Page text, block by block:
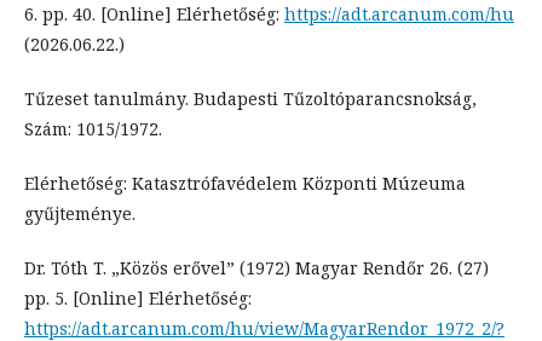
6. pp. 40. [Online] Elérhetőség: https://adt.arcanum.com/hu
(2026.06.22.)
Tűzeset tanulmány. Budapesti Tűzoltóparancsnokság,
Szám: 1015/1972.
Elérhetőség: Katasztrófavédelem Központi Múzeuma
gyűjteménye.
Dr. Tóth T. „Közös erővel” (1972) Magyar Rendőr 26. (27)
pp. 5. [Online] Elérhetőség:
https://adt.arcanum.com/hu/view/MagyarRendor_1972_2/?